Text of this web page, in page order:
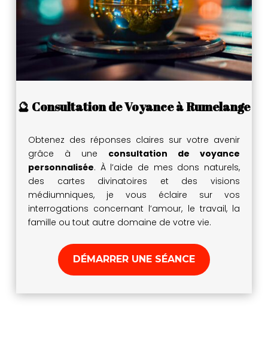
🔮 Consultation de Voyance à Rumelange
Obtenez des réponses claires sur votre avenir
grâce à une consultation de voyance
personnalisée. À l’aide de mes dons naturels,
des cartes divinatoires et des visions
médiumniques, je vous éclaire sur vos
interrogations concernant l’amour, le travail, la
famille ou tout autre domaine de votre vie.
DÉMARRER UNE SÉANCE